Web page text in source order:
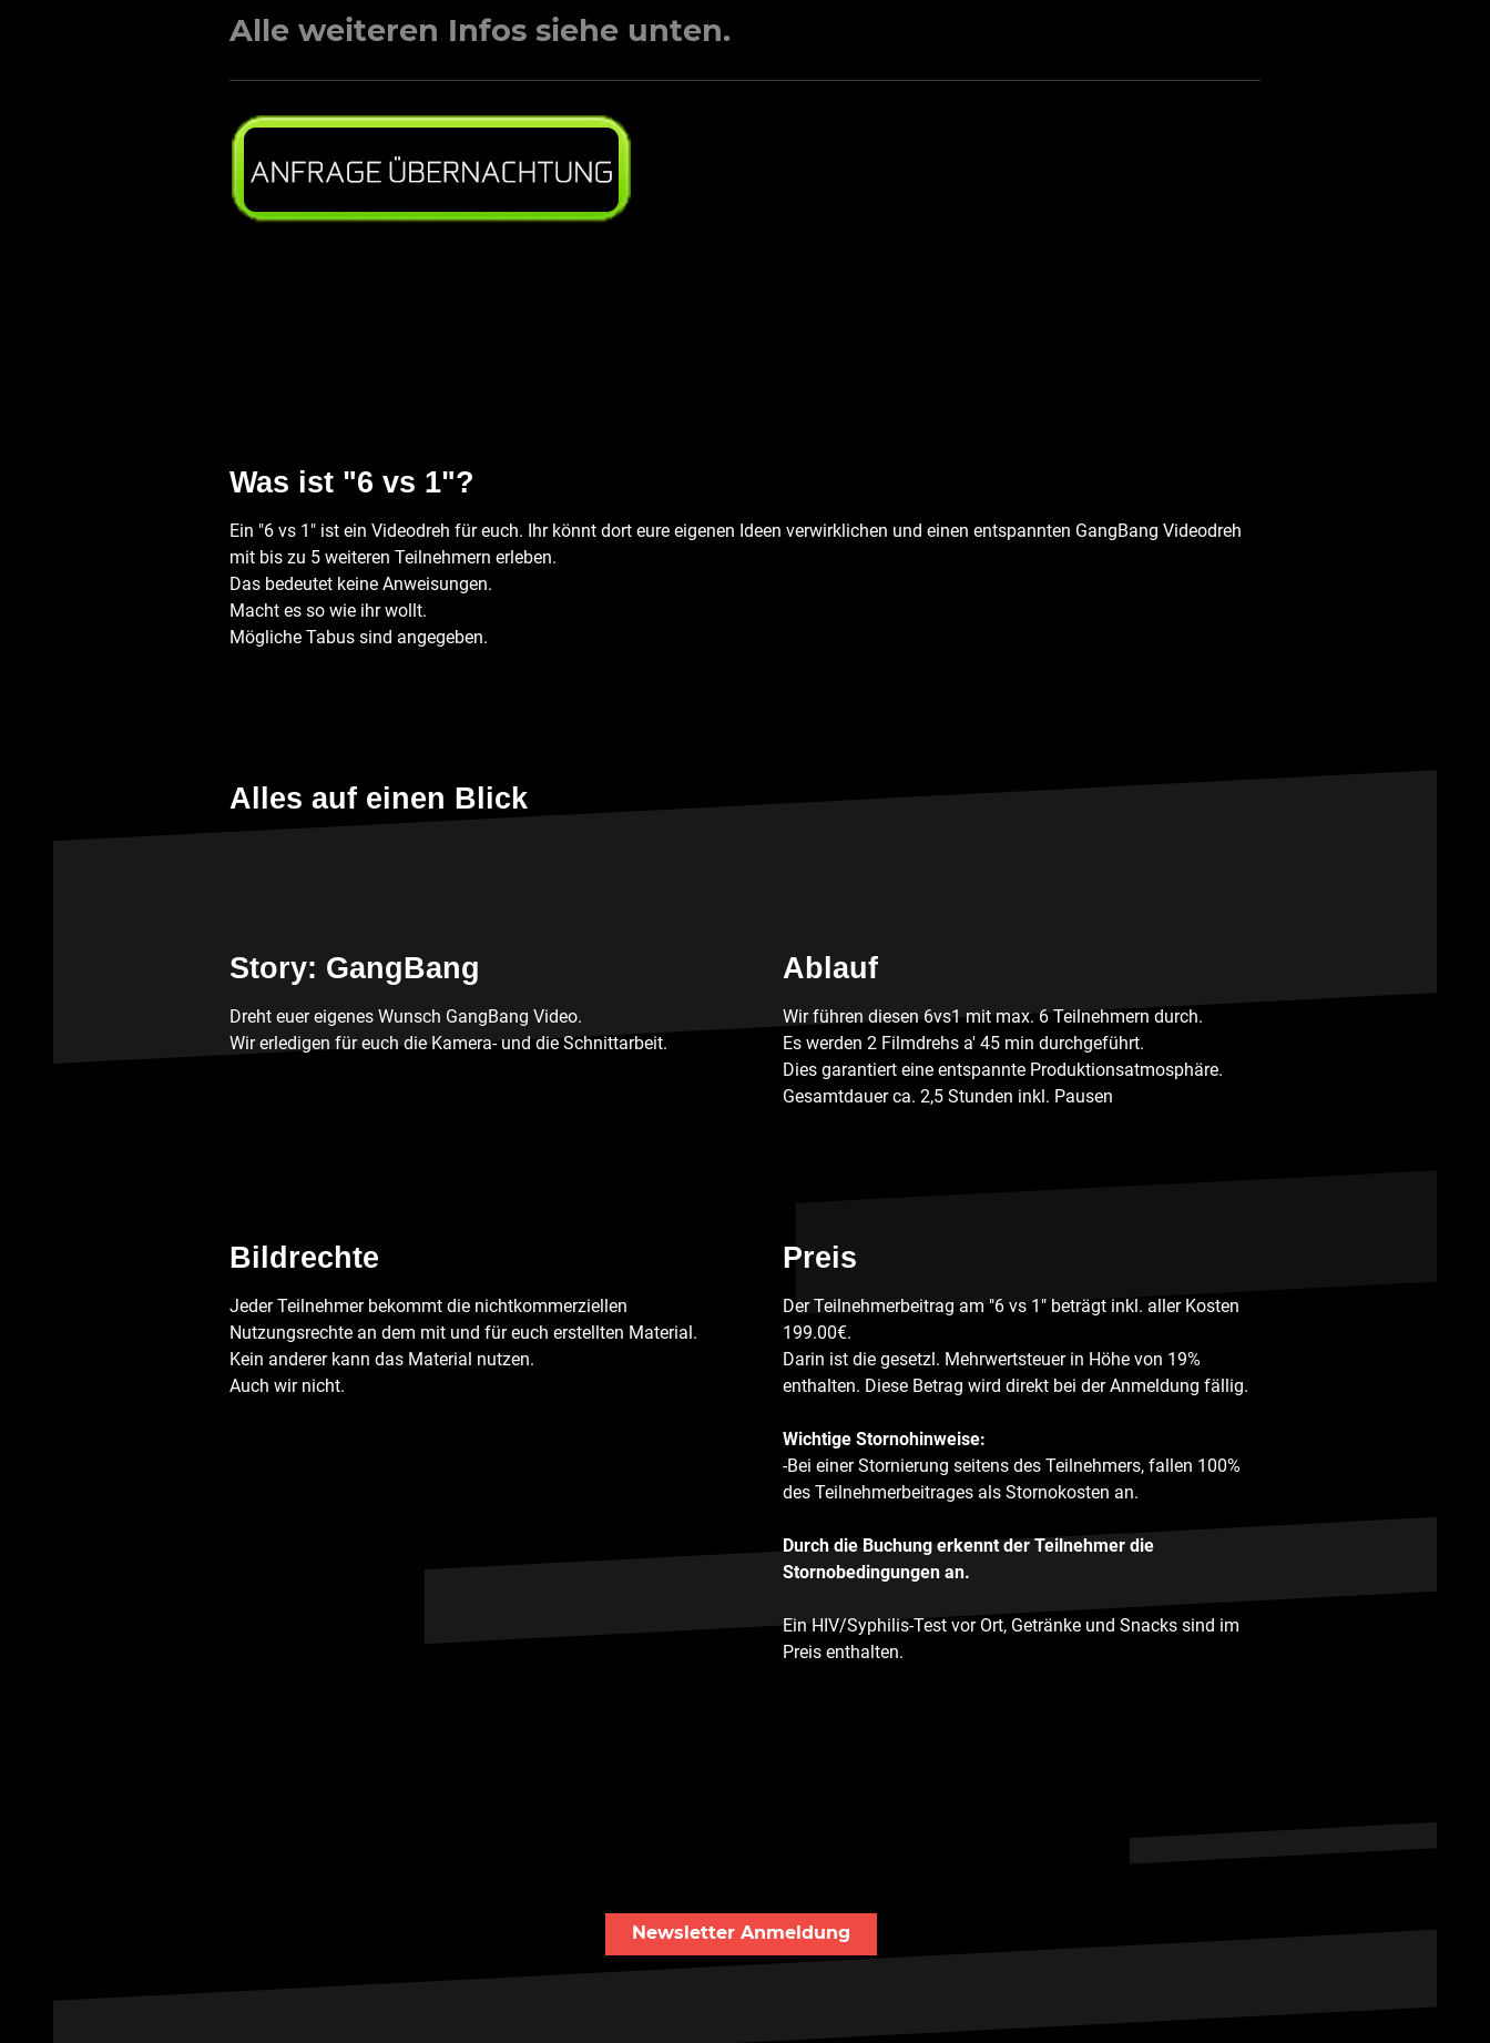
Alle weiteren Infos siehe unten.
Was ist "6 vs 1"?
Ein "6 vs 1" ist ein Videodreh für euch. Ihr könnt dort eure eigenen Ideen verwirklichen und einen entspannten GangBang Videodreh
mit bis zu 5 weiteren Teilnehmern erleben.
Das bedeutet keine Anweisungen.
Macht es so wie ihr wollt.
Mögliche Tabus sind angegeben.
Alles auf einen Blick
Story: GangBang
Dreht euer eigenes Wunsch GangBang Video.
Wir erledigen für euch die Kamera- und die Schnittarbeit.
Ablauf
Wir führen diesen 6vs1 mit max. 6 Teilnehmern durch.
Es werden 2 Filmdrehs a' 45 min durchgeführt.
Dies garantiert eine entspannte Produktionsatmosphäre.
Gesamtdauer ca. 2,5 Stunden inkl. Pausen
Bildrechte
Jeder Teilnehmer bekommt die nichtkommerziellen
Nutzungsrechte an dem mit und für euch erstellten Material.
Kein anderer kann das Material nutzen.
Auch wir nicht.
Preis
Der Teilnehmerbeitrag am "6 vs 1" beträgt inkl. aller Kosten
199.00€.
Darin ist die gesetzl. Mehrwertsteuer in Höhe von 19%
enthalten. Diese Betrag wird direkt bei der Anmeldung fällig.
Wichtige Stornohinweise:
-Bei einer Stornierung seitens des Teilnehmers, fallen 100%
des Teilnehmerbeitrages als Stornokosten an.
Durch die Buchung erkennt der Teilnehmer die
Stornobedingungen an.
Ein HIV/Syphilis-Test vor Ort, Getränke und Snacks sind im
Preis enthalten.
Newsletter Anmeldung